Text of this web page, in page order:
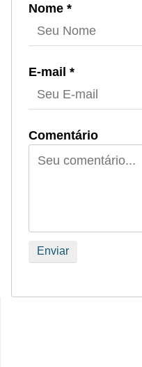
Nome *
E-mail *
Comentário